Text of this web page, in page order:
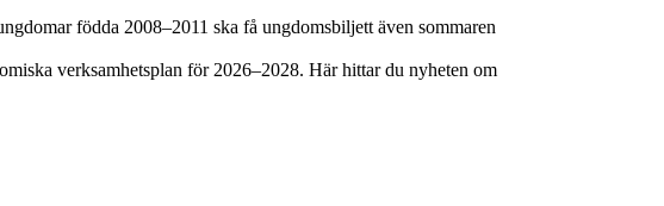
födda 2008–2011 ska få ungdomsbiljett även sommaren
verksamhetsplan för 2026–2028. Här hittar du nyheten om